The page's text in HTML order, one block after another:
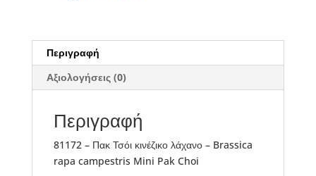
Choi
ποσότητα
Περιγραφή
Αξιολογήσεις (0)
Περιγραφή
81172 – Πακ Τσόι κινέζικο λάχανο – Brassica
rapa campestris Mini Pak Choi